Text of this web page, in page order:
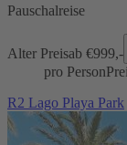
Pauschalreise
Alter Preisab €999,-
pro Person
R2 Lago Playa Park